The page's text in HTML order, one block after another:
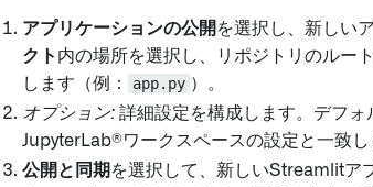
アプリケーションの公開 を選択し、新しい
クト 内の場所を選択し、リポジトリのルー
します（例：
app.py ）。
オプション: 詳細設定を構成します。デフ
JupyterLab®ワークスペースの設定と一致し
公開と同期 を選択して、新しいStreamlitア